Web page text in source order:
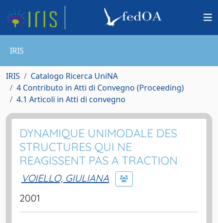
IRIS
IRIS
Catalogo Ricerca UniNA
4 Contributo in Atti di Convegno (Proceeding)
4.1 Articoli in Atti di convegno
DYNAMIQUE UNIMODALE DES
STRUCTURES QUI NE
REAGISSENT PAS A TRACTION
VOIELLO, GIULIANA
2001